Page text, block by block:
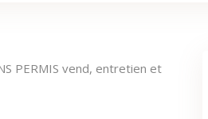
PERMIS vend, entretien et